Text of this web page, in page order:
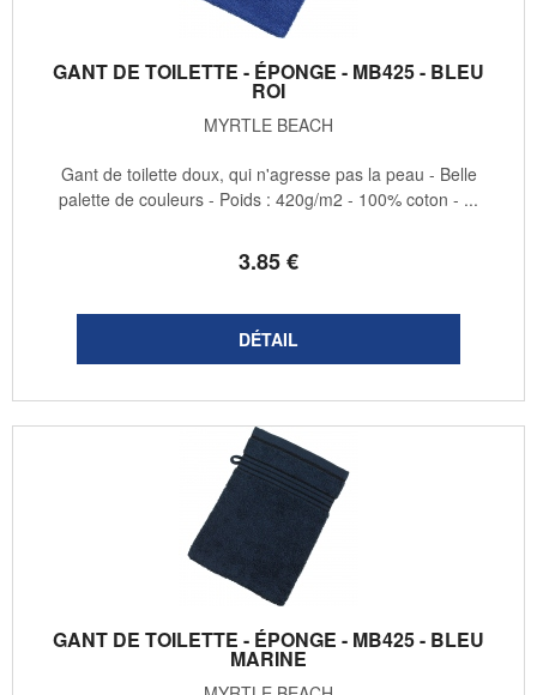
GANT DE TOILETTE - ÉPONGE - MB425 - BLEU
ROI
MYRTLE BEACH
3.85€
Gant de toilette doux, qui n'agresse pas la peau - Belle
palette de couleurs - Poids : 420g/m2 - 100% coton - ...
GANT DE TOILETTE - ÉPONGE - MB425 - BLEU
MARINE